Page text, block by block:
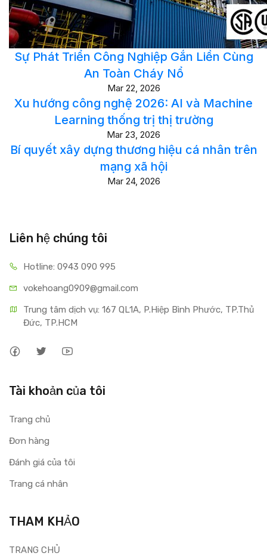
Sự Phát Triển Công Nghiệp Gắn Liền Cùng
An Toàn Cháy Nổ
Mar 22, 2026
Xu hướng công nghệ 2026: AI và Machine
Learning thống trị thị trường
Mar 23, 2026
Bí quyết xây dựng thương hiệu cá nhân trên
mạng xã hội
Mar 24, 2026
Liên hệ chúng tôi
Hotline: 0943 090 995
vokehoang0909@gmail.com
Trung tâm dịch vụ: 167 QL1A, P.Hiệp Bình Phước, TP.Thủ
Đức, TP.HCM
Tài khoản của tôi
Trang chủ
Đơn hàng
Đánh giá của tôi
Trang cá nhân
THAM KHẢO
TRANG CHỦ